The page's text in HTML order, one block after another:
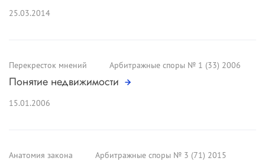
25.03.2014
Перекресток мнений Арбитражные споры № 1 (33) 2006
Понятие недвижимости
15.01.2006
Анатомия закона Арбитражные споры № 3 (71) 2015